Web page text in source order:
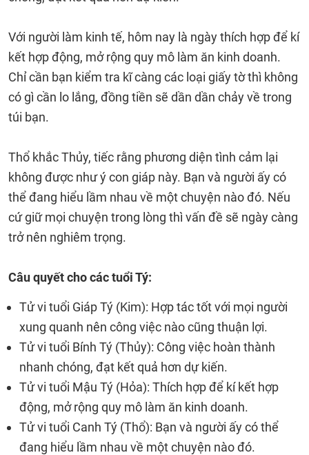
Với người làm kinh tế, hôm nay là ngày thích hợp để kí
kết hợp động, mở rộng quy mô làm ăn kinh doanh.
Chỉ cần bạn kiểm tra kĩ càng các loại giấy tờ thì không
có gì cần lo lắng, đồng tiền sẽ dần dần chảy về trong
túi bạn.
Thổ khắc Thủy, tiếc rằng phương diện tình cảm lại
không được như ý con giáp này. Bạn và người ấy có
thể đang hiểu lầm nhau về một chuyện nào đó. Nếu
cứ giữ mọi chuyện trong lòng thì vấn đề sẽ ngày càng
trở nên nghiêm trọng.
Câu quyết cho các tuổi Tý:
Tử vi tuổi Giáp Tý (Kim): Hợp tác tốt với mọi người
xung quanh nên công việc nào cũng thuận lợi.
Tử vi tuổi Bính Tý (Thủy): Công việc hoàn thành
nhanh chóng, đạt kết quả hơn dự kiến.
Tử vi tuổi Mậu Tý (Hỏa): Thích hợp để kí kết hợp
động, mở rộng quy mô làm ăn kinh doanh.
Tử vi tuổi Canh Tý (Thổ): Bạn và người ấy có thể
đang hiểu lầm nhau về một chuyện nào đó.